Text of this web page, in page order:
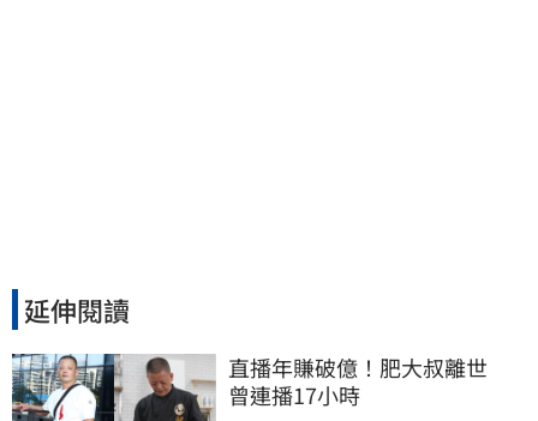
延伸閱讀
直播年賺破億！肥大叔離世
曾連播17小時